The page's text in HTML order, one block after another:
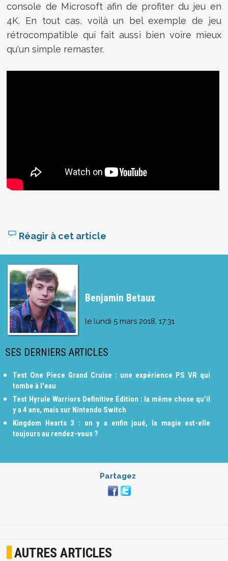
console de Microsoft afin de profiter du jeu en
4K. En tout cas, voilà un bel exemple de jeu
rétrocompatible qui fait aussi bien voire mieux
qu'un simple remaster.
Réagir à cet article
Benjamin Betaux
le lundi 5 mars 2018, 17:31
SES DERNIERS ARTICLES
Test One Piece Grand Cruise : une expérience PS VR qui
tombe à l'eau
Test Hyrule Warriors Definitive Edition : la même chose qu'il
y a 4 ans, mais sur Nintendo Switch
Kingdom Hearts 3 : on y a enfin joué, la magie est-elle
toujours au rendez-vous ?
Partagez
AUTRES ARTICLES